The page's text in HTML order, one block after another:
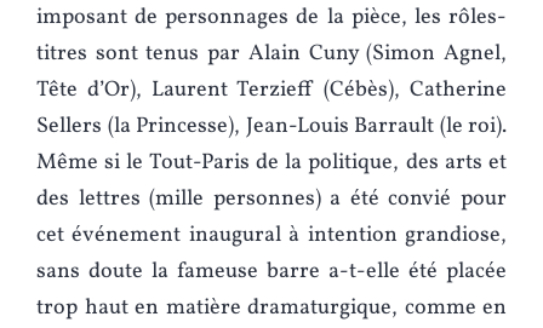
imposant de personnages de la pièce, les rôles-
titres sont tenus par Alain Cuny (Simon Agnel,
Tête d’Or), Laurent Terzieff (Cébès), Catherine
Sellers (la Princesse), Jean-Louis Barrault (le roi).
Même si le Tout-Paris de la politique, des arts et
des lettres (mille personnes) a été convié pour
cet événement inaugural à intention grandiose,
sans doute la fameuse barre a-t-elle été placée
trop haut en matière dramaturgique, comme en